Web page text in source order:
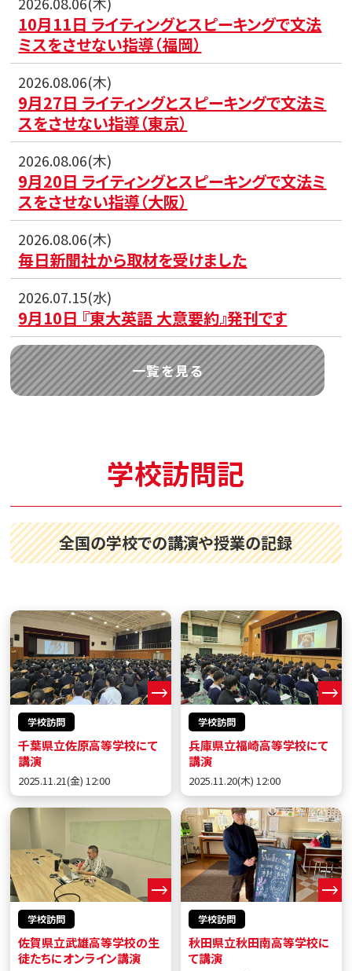
10月11日 ライティングとスピーキングで文法
ミスをさせない指導（福岡）
2026.08.06(木)
9月27日 ライティングとスピーキングで文法ミ
スをさせない指導（東京）
2026.08.06(木)
9月20日 ライティングとスピーキングで文法ミ
スをさせない指導（大阪）
2026.08.06(木)
毎日新聞社から取材を受けました
2026.07.15(水)
9月10日 『東大英語 大意要約』発刊です
一覧を見る
学校訪問記
全国の学校での講演や授業の記録
学校訪問
千葉県立佐原高等学校にて
講演
2025.11.21(金) 12:00
学校訪問
兵庫県立福崎高等学校にて
講演
2025.11.20(木) 12:00
学校訪問
佐賀県立武雄高等学校の生
徒たちにオンライン講演
学校訪問
秋田県立秋田南高等学校に
て講演